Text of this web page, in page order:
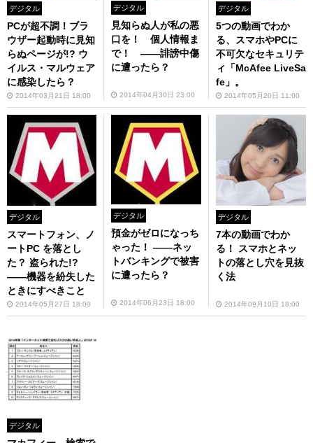
デジタル
PCが超不調！ブラ
ウザー起動時に見知
らぬページが!? ウ
イルス・マルウェア
に感染したら？
2014年03月21日 18:00
デジタル
見知らぬ人が私の悪
口を！ 個人情報ま
で！ ――誹謗中傷
に遭ったら？
2014年04月30日 23:00
デジタル
5つの動画でわか
る、スマホやPCに
不可欠なセキュリテ
ィ「McAfee LiveSa
fe」。
2014年05月20日 11:00
デジタル
スマートフォン、ノ
ートPC を落とし
た？ 盗られた!?
——機器を紛失した
ときにすべきこと
2014年05月27日 18:00
デジタル
預金がゼロになっち
ゃった！ ——ネッ
トバンキングで被害
に遭ったら？
2014年06月23日 18:00
デジタル
7本の動画でわか
る！ スマホとネッ
トの落とし穴を見抜
く法
2014年09月10日 18:00
デジタル